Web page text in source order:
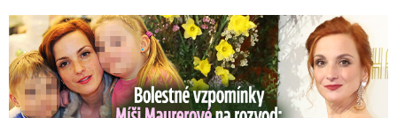
Bolestné vzpomínky Míši Maurerové: Prohrála boj o dvojčata!